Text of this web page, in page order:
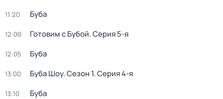
11:20 Буба
12:00 Готовим с Бубой. Серия 5-я
12:05 Буба
13:00 Буба Шоу. Сезон 1. Серия 4-я
13:10 Буба